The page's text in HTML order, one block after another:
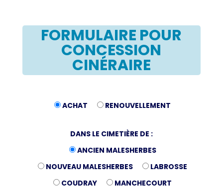
FORMULAIRE POUR
CONCESSION
CINÉRAIRE
ACHAT RENOUVELLEMENT
DANS LE CIMETIÈRE DE :
ANCIEN MALESHERBES
NOUVEAU MALESHERBES
LABROSSE
COUDRAY
MANCHECOURT